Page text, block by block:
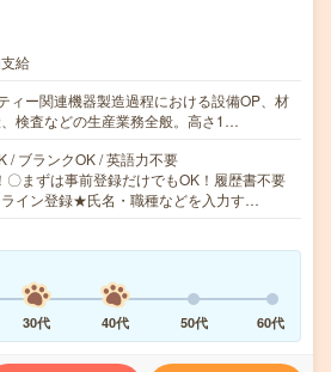
給
ィー関連機器製造過程における設備OP、材
検査などの生産業務全般。高さ1…
/ ブランクOK / 英語力不要
まずは事前登録だけでもOK！履歴書不要
イン登録★氏名・職種などを入力す…
30代 40代 50代 60代